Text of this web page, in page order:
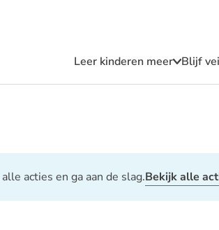
Leer kinderen meer
Leer
Blijf
acties en ga aan de slag.Bekijk alle